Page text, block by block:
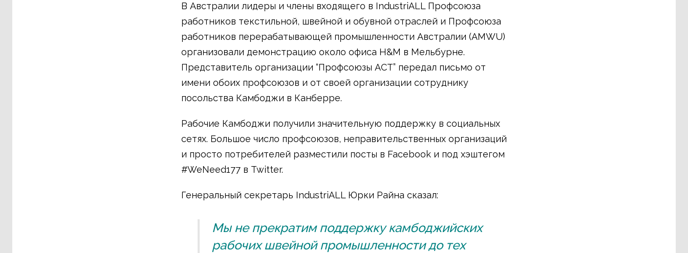
В Австралии лидеры и члены входящего в IndustriALL Профсоюза
работников текстильной, швейной и обувной отраслей и Профсоюза
работников перерабатывающей промышленности Австралии (AMWU)
организовали демонстрацию около офиса H&M в Мельбурне.
Представитель организации “Профсоюзы ACT” передал письмо от
имени обоих профсоюзов и от своей организации сотруднику
посольства Камбоджи в Канберре.
Рабочие Камбоджи получили значительную поддержку в социальных
сетях. Большое число профсоюзов, неправительственных организаций
и просто потребителей разместили посты в Facebook и под хэштегом
#WeNeed177 в Twitter.
Генеральный секретарь IndustriALL Юрки Райна сказал:
Мы не прекратим поддержку камбоджийских
рабочих швейной промышленности до тех